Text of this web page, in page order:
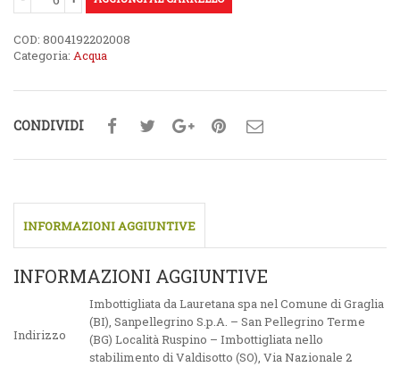
COD: 8004192202008
Categoria: Acqua
CONDIVIDI
INFORMAZIONI AGGIUNTIVE
INFORMAZIONI AGGIUNTIVE
Indirizzo
Imbottigliata da Lauretana spa nel Comune di Graglia
(BI), Sanpellegrino S.p.A. – San Pellegrino Terme
(BG) Località Ruspino – Imbottigliata nello
stabilimento di Valdisotto (SO), Via Nazionale 2